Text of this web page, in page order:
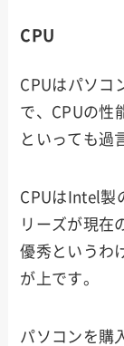
CPU
CPUはパソコ
で、CPUの性
といっても過
CPUはIntel製
リーズが現在
優秀というわ
が上です。
パソコンを購